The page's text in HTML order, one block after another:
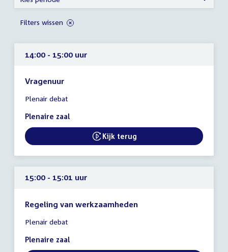
14:00 - 15:00 uur
Vragenuur
vergadering
14:00
15:00
uur
Plenair debat
Plenaire zaal
External link:
Kijk terug
15:00 - 15:01 uur
Regeling van werkzaamheden
vergadering
15:00
Plenair debat
Plenaire zaal
Filters wissen